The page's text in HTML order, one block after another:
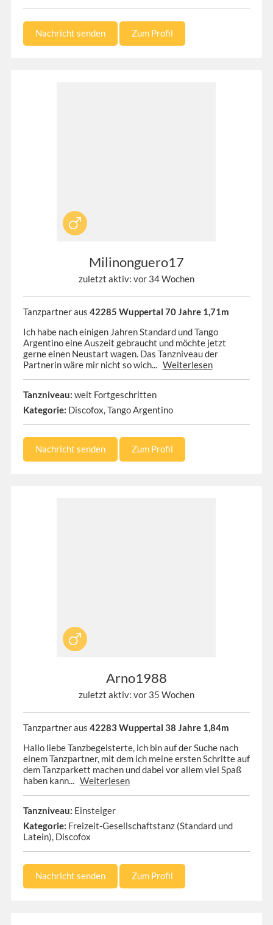
Nachricht senden Zum Profil
Milinonguero17
zuletzt aktiv: vor 34 Wochen
Tanzpartner aus 42285 Wuppertal 70 Jahre 1,71m
Ich habe nach einigen Jahren Standard und Tango
Argentino eine Auszeit gebraucht und möchte jetzt
gerne einen Neustart wagen. Das Tanzniveau der
Partnerin wäre mir nicht so wich... Weiterlesen
Tanzniveau: weit Fortgeschritten
Kategorie: Discofox, Tango Argentino
Nachricht senden Zum Profil
Arno1988
zuletzt aktiv: vor 35 Wochen
Tanzpartner aus 42283 Wuppertal 38 Jahre 1,84m
Hallo liebe Tanzbegeisterte, ich bin auf der Suche nach
einem Tanzpartner, mit dem ich meine ersten Schritte auf
dem Tanzparkett machen und dabei vor allem viel Spaß
haben kann... Weiterlesen
Tanzniveau: Einsteiger
Kategorie: Freizeit-Gesellschaftstanz (Standard und
Latein), Discofox
Nachricht senden Zum Profil